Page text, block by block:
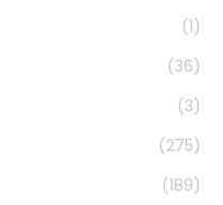
(1)
(36)
(3)
(275)
(189)